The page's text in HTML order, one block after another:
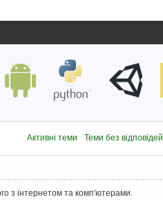
Активні теми Теми без відповідей
з інтернетом та комп'ютерами.